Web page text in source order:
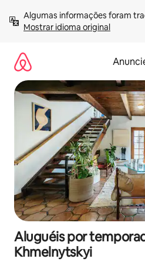
para
Mostrar idioma original
Aluguéis por
Khmelnytskyi